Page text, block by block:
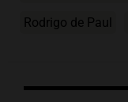
Rodrigo de Paul